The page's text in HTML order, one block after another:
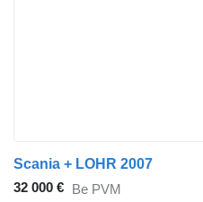
Scania + LOHR 2007
32 000 € Be PVM